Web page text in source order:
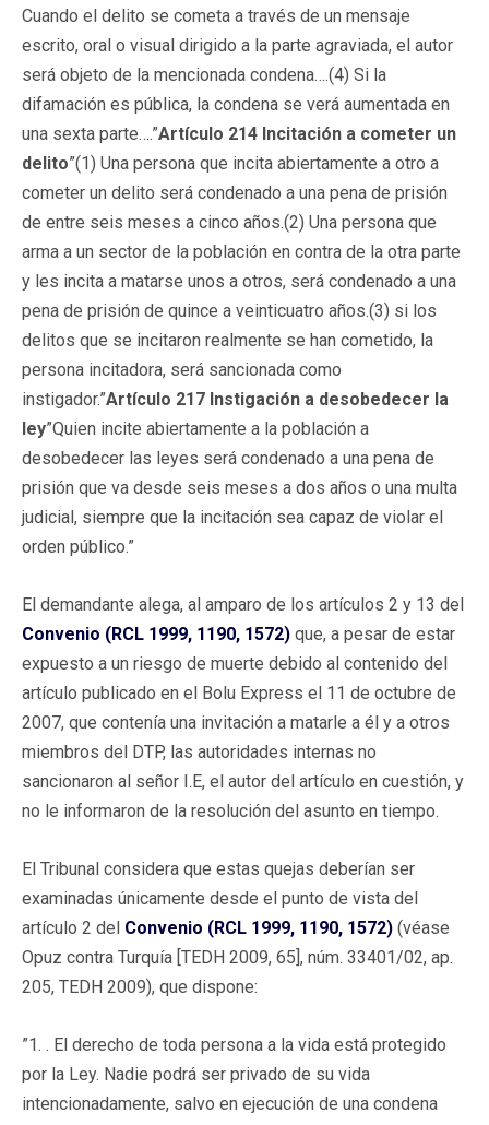
Cuando el delito se cometa a través de un mensaje
escrito, oral o visual dirigido a la parte agraviada, el autor
será objeto de la mencionada condena….(4) Si la
difamación es pública, la condena se verá aumentada en
una sexta parte….”Artículo 214 Incitación a cometer un
delito”(1) Una persona que incita abiertamente a otro a
cometer un delito será condenado a una pena de prisión
de entre seis meses a cinco años.(2) Una persona que
arma a un sector de la población en contra de la otra parte
y les incita a matarse unos a otros, será condenado a una
pena de prisión de quince a veinticuatro años.(3) si los
delitos que se incitaron realmente se han cometido, la
persona incitadora, será sancionada como
instigador.”Artículo 217 Instigación a desobedecer la
ley”Quien incite abiertamente a la población a
desobedecer las leyes será condenado a una pena de
prisión que va desde seis meses a dos años o una multa
judicial, siempre que la incitación sea capaz de violar el
orden público.”
El demandante alega, al amparo de los artículos 2 y 13 del
Convenio (RCL 1999, 1190, 1572) que, a pesar de estar
expuesto a un riesgo de muerte debido al contenido del
artículo publicado en el Bolu Express el 11 de octubre de
2007, que contenía una invitación a matarle a él y a otros
miembros del DTP, las autoridades internas no
sancionaron al señor I.E, el autor del artículo en cuestión, y
no le informaron de la resolución del asunto en tiempo.
El Tribunal considera que estas quejas deberían ser
examinadas únicamente desde el punto de vista del
artículo 2 del Convenio (RCL 1999, 1190, 1572) (véase
Opuz contra Turquía [TEDH 2009, 65], núm. 33401/02, ap.
205, TEDH 2009), que dispone:
”1. . El derecho de toda persona a la vida está protegido
por la Ley. Nadie podrá ser privado de su vida
intencionadamente, salvo en ejecución de una condena